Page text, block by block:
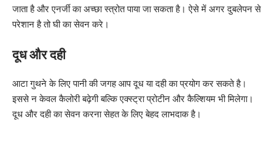
जाता है और एनर्जी का अच्छा स्त्रोत पाया जा सकता है। ऐसे में अगर दुबलेपन से
परेशान है तो घी का सेवन करे।
दूध और दही
आटा गुथने के लिए पानी की जगह आप दूध या दही का प्रयोग कर सकते है।
इससे न केवल कैलोरी बढ़ेगी बल्कि एक्स्ट्रा प्रोटीन और कैल्शियम भी मिलेगा।
दूध और दही का सेवन करना सेहत के लिए बेहद लाभदाक है।